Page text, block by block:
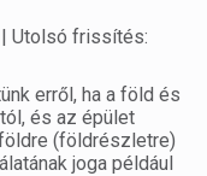
Utolsó frissítés:
erről, ha a föld és
és az épület
(földrészletre)
joga például